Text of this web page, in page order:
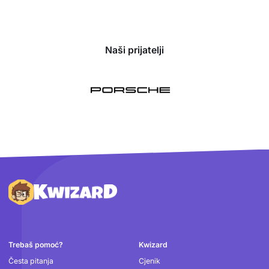
Naši prijatelji
Podnožje
Trebaš pomoć?
Česta pitanja
Kwizard
Cjenik